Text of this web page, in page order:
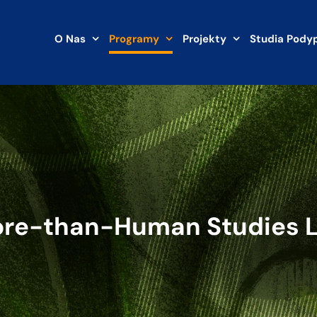
O Nas Programy Projekty Studia
than-Human Studies